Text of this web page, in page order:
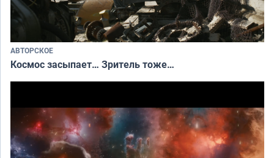
АВТОРСКОЕ
Космос засыпает… Зритель тоже…